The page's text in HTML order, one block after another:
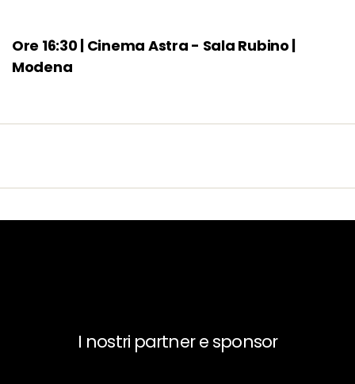
Ore 16:30 | Cinema Astra - Sala Rubino |
Modena
I nostri partner e sponsor